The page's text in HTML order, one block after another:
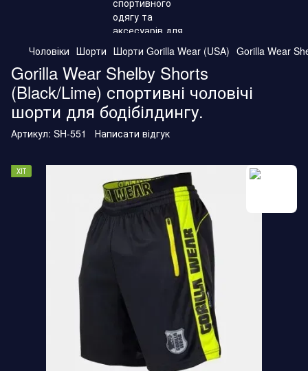
Чоловіки Шорти Шорти Gorilla Wear (USA) Gorilla Wear
Gorilla Wear Shelby Shorts
(Black/Lime) спортивні чоловічі
шорти для бодібілдингу.
Артикул: SH-551 Написати відгук
ХІТ